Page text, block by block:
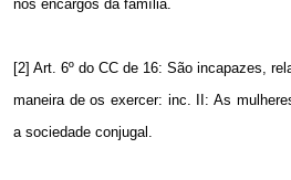
nos encargos da família.
[2] Art. 6º do CC de 16: São incapazes,
maneira de os exercer: inc. II: As
a sociedade conjugal.